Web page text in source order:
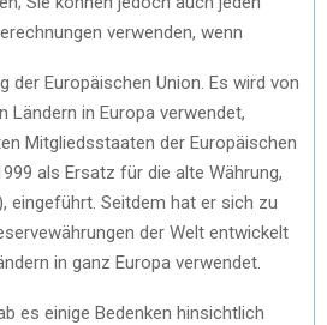
verwenden, wenn
der Europäischen Union. Es wird von
Ländern in Europa verwendet,
Mitgliedsstaaten der Europäischen
als Ersatz für die alte Währung,
eingeführt. Seitdem hat er sich zu
der Welt entwickelt
in ganz Europa verwendet.
es einige Bedenken hinsichtlich